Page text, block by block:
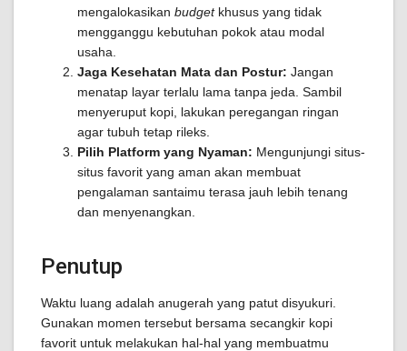
mengalokasikan budgetkhusus yang tidak
mengganggu kebutuhan pokok atau modal
usaha.
Jaga Kesehatan Mata dan Postur: Jangan
menatap layar terlalu lama tanpa jeda. Sambil
menyeruput kopi, lakukan peregangan ringan
agar tubuh tetap rileks.
Pilih Platform yang Nyaman: Mengunjungi situs-
situs favorit yang aman akan membuat
pengalaman santaimu terasa jauh lebih tenang
dan menyenangkan.
Penutup
Waktu luang adalah anugerah yang patut disyukuri.
Gunakan momen tersebut bersama secangkir kopi
favorit untuk melakukan hal-hal yang membuatmu